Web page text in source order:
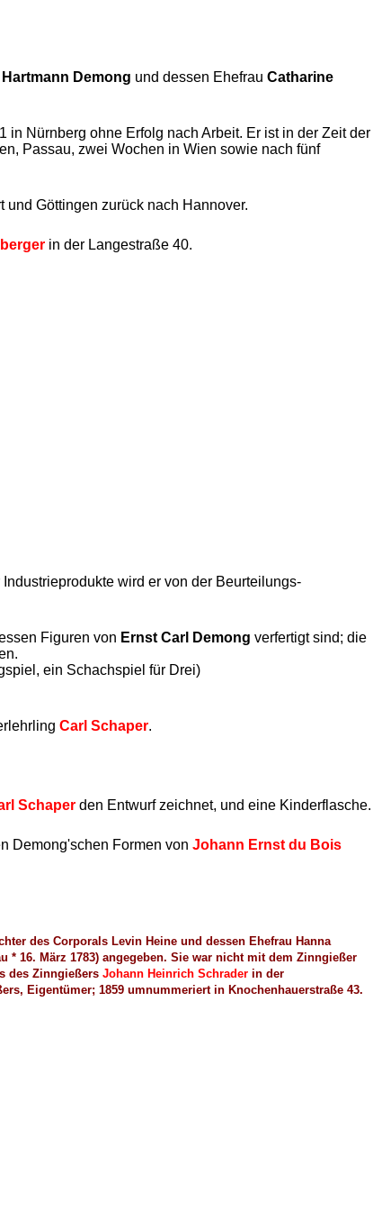
Demong und dessen Ehefrau Catharine
in Nürnberg ohne Erfolg nach Arbeit. Er ist in der Zeit der
Passau, zwei Wochen in Wien sowie nach fünf
und Göttingen zurück nach Hannover.
in der Langestraße 40.
wird er von der Beurteilungs-
Figuren von Ernst Carl Demong verfertigt sind; die
ein Schachspiel für Drei)
Carl Schaper.
Schaper den Entwurf zeichnet, und eine Kinderflasche.
Demong'schen Formen von Johann Ernst du Bois
des Corporals Levin Heine und dessen Ehefrau Hanna
* 16. März 1783) angegeben. Sie war nicht mit dem Zinngießer
des Zinngießers Johann Heinrich Schrader in der
Eigentümer; 1859 umnummeriert in Knochenhauerstraße 43.